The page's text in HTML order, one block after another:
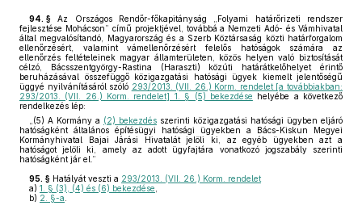
94. § Az Országos Rendőr-főkapitányság „Folyami határőrizeti rendszer
fejlesztése Mohácson” című projektjével, továbbá a Nemzeti Adó- és Vámhivatal
által megvalósítandó, Magyarország és a Szerb Köztársaság közti határforgalom
ellenőrzésért, valamint vámellenőrzésért felelős hatóságok számára az
ellenőrzés feltételeinek magyar államterületen, közös helyen való biztosítását
célzó, Bácsszentgyörgy-Rastina (Haraszti) közúti határátkelőhelyet érintő
beruházásával összefüggő közigazgatási hatósági ügyek kiemelt jelentőségű
üggyé nyilvánításáról szóló 293/2013. (VII. 26.) Korm. rendelet [a továbbiakban:
293/2013. (VII. 26.) Korm. rendelet] 1. § (5) bekezdése helyébe a következő
rendelkezés lép:
„(5) A Kormány a (2) bekezdés szerinti közigazgatási hatósági ügyben eljáró
hatóságként általános építésügyi hatósági ügyekben a Bács-Kiskun Megyei
Kormányhivatal Bajai Járási Hivatalát jelöli ki, az egyéb ügyekben azt a
hatóságot jelöli ki, amely az adott ügyfajtára vonatkozó jogszabály szerinti
hatóságként jár el.”
95. § Hatályát veszti a 293/2013. (VII. 26.) Korm. rendelet
a) 1. § (3), (4) és (6) bekezdése
b) 2. §-a